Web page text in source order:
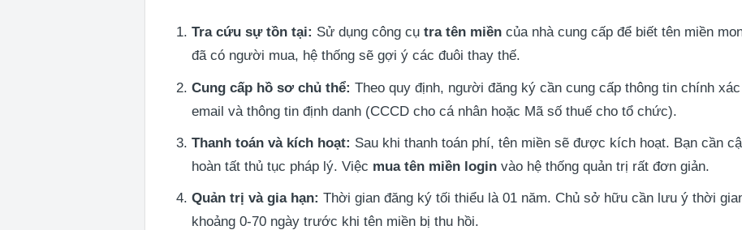
Tra cứu sự tồn tại: Sử dụng công cụtra tên miền của nhà cung cấp để biết tên miền
đã có người mua, hệ thống sẽ gợi ý các đuôi thay thế.
Cung cấp hồ sơ chủ thể: Theo quy định, người đăng ký cần cung cấp thông tin chính
email và thông tin định danh (CCCD cho cá nhân hoặc Mã số thuế cho tổ chức).
Thanh toán và kích hoạt: Sau khi thanh toán phí, tên miền sẽ được kích hoạt. Bạn cần
hoàn tất thủ tục pháp lý. Việc mua tên miền login vào hệ thống quản trị rất đơn giản.
Quản trị và gia hạn: Thời gian đăng ký tối thiểu là 01 năm. Chủ sở hữu cần lưu ý thời
khoảng 0-70 ngày trước khi tên miền bị thu hồi.